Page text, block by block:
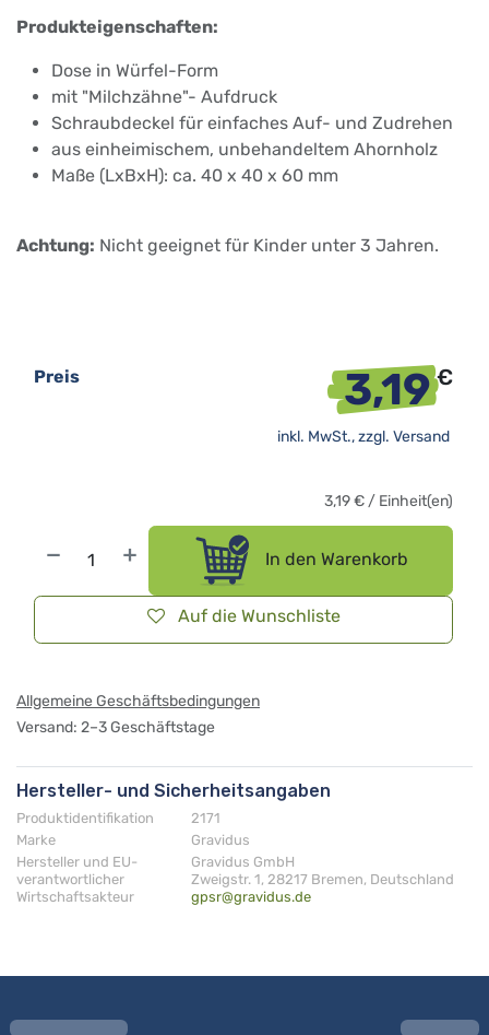
Produkteigenschaften:
Dose in Würfel-Form
mit "Milchzähne"- Aufdruck
Schraubdeckel für einfaches Auf- und Zudrehen
aus einheimischem, unbehandeltem Ahornholz
Maße (LxBxH): ca. 40 x 40 x 60 mm
Achtung: Nicht geeignet für Kinder unter 3 Jahren.
In den Warenkorb
Auf die Wunschliste
Preis 3,19€
inkl. MwSt., zzgl. Versand
3,19€ / Einheit(en)
Allgemeine Geschäftsbedingungen
Versand: 2–3 Geschäftstage
Hersteller- und Sicherheitsangaben
Produktidentifikation
2171
Marke
Gravidus
Hersteller und EU-
verantwortlicher
Wirtschaftsakteur
Gravidus GmbH
Zweigstr. 1, 28217 Bremen, Deutschland
gpsr@gravidus.de